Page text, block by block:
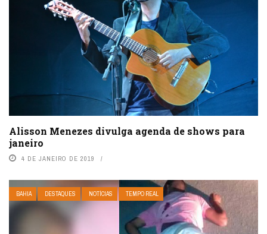
Alisson Menezes divulga agenda de shows para
janeiro
4 DE JANEIRO DE 2019
BAHIA DESTAQUES NOTÍCIAS TEMPO REAL